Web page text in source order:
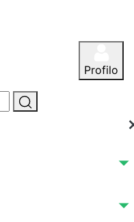
Profilo